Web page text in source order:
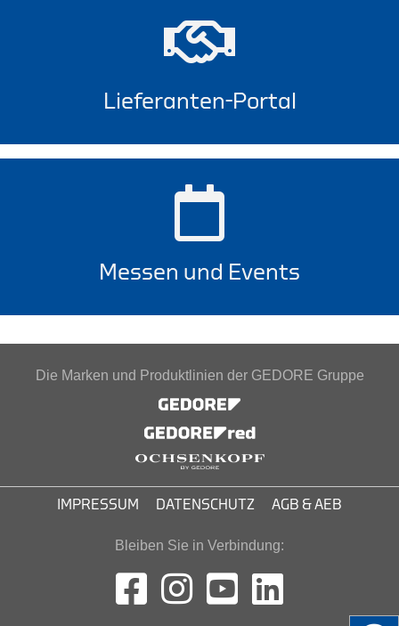
Lieferanten-Portal
Messen und Events
Die Marken und Produktlinien der GEDORE Gruppe
IMPRESSUM DATENSCHUTZ AGB & AEB
Bleiben Sie in Verbindung: